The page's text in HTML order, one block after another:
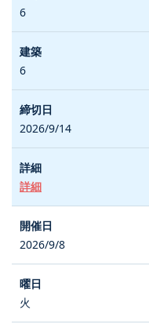
6
6
2026/9/14
詳細
2026/9/8
火